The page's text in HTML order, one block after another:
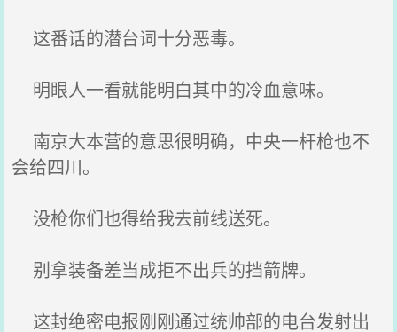
这番话的潜台词十分恶毒。
明眼人一看就能明白其中的冷血意味。
南京大本营的意思很明确，中央一杆枪也不
会给四川。
没枪你们也得给我去前线送死。
别拿装备差当成拒不出兵的挡箭牌。
这封绝密电报刚刚通过统帅部的电台发射出